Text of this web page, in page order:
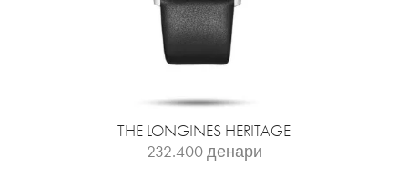
THE LONGINES HERITAGE
232.400денари